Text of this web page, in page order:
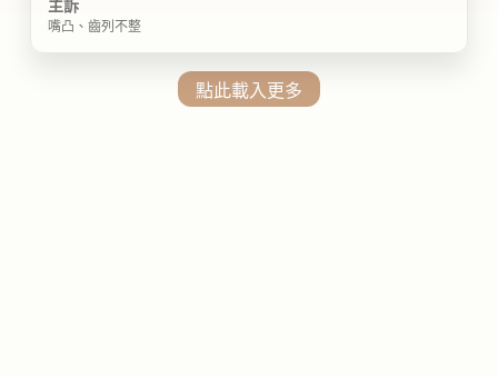
主訴
嘴凸、齒列不整
點此載入更多